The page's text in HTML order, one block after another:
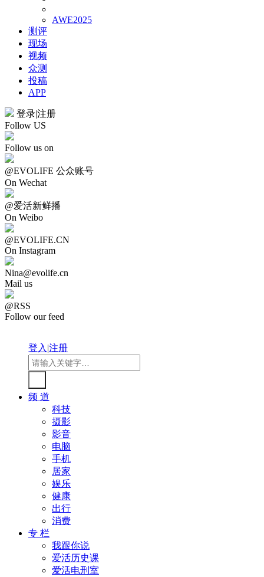
AWE2025
测评
现场
视频
众测
投稿
APP
登录|注册
Follow US
Follow us on
@EVOLIFE 公众账号
On Wechat
@爱活新鲜播
On Weibo
@EVOLIFE.CN
On Instagram
Nina@evolife.cn
Mail us
@RSS
Follow our feed
登入|注册
频 道
科技
摄影
影音
电脑
手机
居家
娱乐
健康
出行
消费
专 栏
我跟你说
爱活历史课
爱活电刑室